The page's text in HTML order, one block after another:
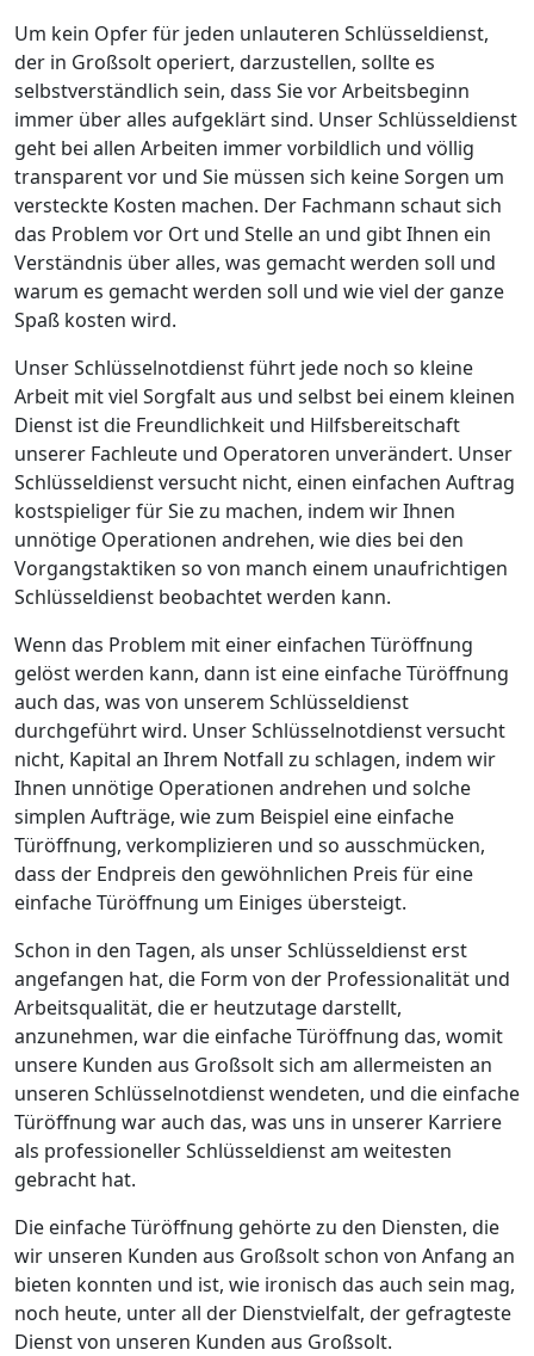
Um kein Opfer für jeden unlauteren Schlüsseldienst,
der in Großsolt operiert, darzustellen, sollte es
selbstverständlich sein, dass Sie vor Arbeitsbeginn
immer über alles aufgeklärt sind. Unser Schlüsseldienst
geht bei allen Arbeiten immer vorbildlich und völlig
transparent vor und Sie müssen sich keine Sorgen um
versteckte Kosten machen. Der Fachmann schaut sich
das Problem vor Ort und Stelle an und gibt Ihnen ein
Verständnis über alles, was gemacht werden soll und
warum es gemacht werden soll und wie viel der ganze
Spaß kosten wird.
Unser Schlüsselnotdienst führt jede noch so kleine
Arbeit mit viel Sorgfalt aus und selbst bei einem kleinen
Dienst ist die Freundlichkeit und Hilfsbereitschaft
unserer Fachleute und Operatoren unverändert. Unser
Schlüsseldienst versucht nicht, einen einfachen Auftrag
kostspieliger für Sie zu machen, indem wir Ihnen
unnötige Operationen andrehen, wie dies bei den
Vorgangstaktiken so von manch einem unaufrichtigen
Schlüsseldienst beobachtet werden kann.
Wenn das Problem mit einer einfachen Türöffnung
gelöst werden kann, dann ist eine einfache Türöffnung
auch das, was von unserem Schlüsseldienst
durchgeführt wird. Unser Schlüsselnotdienst versucht
nicht, Kapital an Ihrem Notfall zu schlagen, indem wir
Ihnen unnötige Operationen andrehen und solche
simplen Aufträge, wie zum Beispiel eine einfache
Türöffnung, verkomplizieren und so ausschmücken,
dass der Endpreis den gewöhnlichen Preis für eine
einfache Türöffnung um Einiges übersteigt.
Schon in den Tagen, als unser Schlüsseldienst erst
angefangen hat, die Form von der Professionalität und
Arbeitsqualität, die er heutzutage darstellt,
anzunehmen, war die einfache Türöffnung das, womit
unsere Kunden aus Großsolt sich am allermeisten an
unseren Schlüsselnotdienst wendeten, und die einfache
Türöffnung war auch das, was uns in unserer Karriere
als professioneller Schlüsseldienst am weitesten
gebracht hat.
Die einfache Türöffnung gehörte zu den Diensten, die
wir unseren Kunden aus Großsolt schon von Anfang an
bieten konnten und ist, wie ironisch das auch sein mag,
noch heute, unter all der Dienstvielfalt, der gefragteste
Dienst von unseren Kunden aus Großsolt.